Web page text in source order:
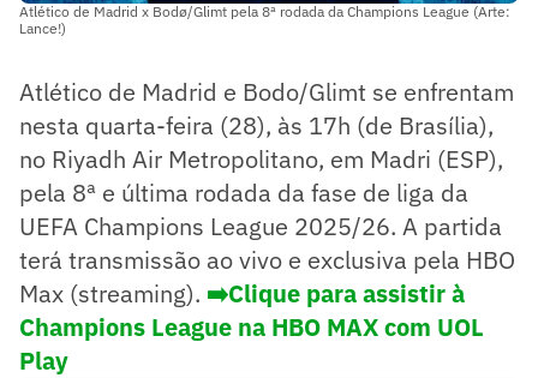
Atlético de Madrid x Bodø/Glimt pela 8ª rodada da Champions League (Arte:
Lance!)
Atlético de Madrid e Bodo/Glimt se enfrentam
nesta quarta-feira (28), às 17h (de Brasília),
no Riyadh Air Metropolitano, em Madri (ESP),
pela 8ª e última rodada da fase de liga da
UEFA Champions League 2025/26. A partida
terá transmissão ao vivo e exclusiva pela HBO
Max (streaming). ➡️Clique para assistir à
Champions League na HBO MAX com UOL
Play